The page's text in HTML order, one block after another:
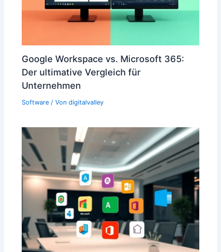
Google Workspace vs. Microsoft 365:
Der ultimative Vergleich für
Unternehmen
Software / Vondigitalvalley